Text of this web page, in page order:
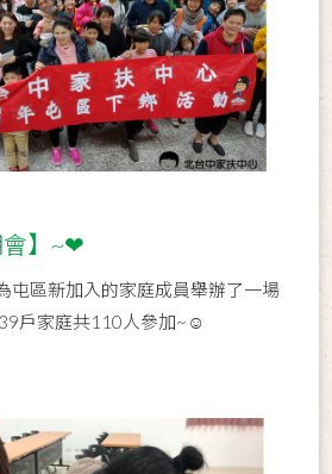
會】~❤
屯區新加入的家庭成員舉辦了一場
戶家庭共110人參加~☺